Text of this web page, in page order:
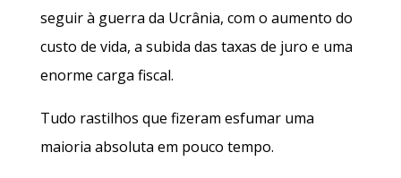
seguir à guerra da Ucrânia, com o aumento do
custo de vida, a subida das taxas de juro e uma
enorme carga fiscal.
Tudo rastilhos que fizeram esfumar uma
maioria absoluta em pouco tempo.